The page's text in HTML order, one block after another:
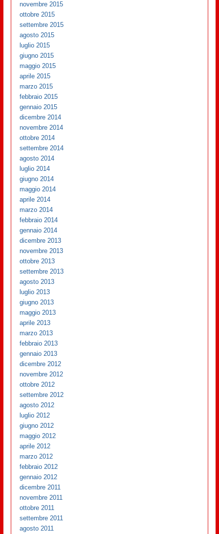
novembre 2015
ottobre 2015
settembre 2015
agosto 2015
luglio 2015
giugno 2015
maggio 2015
aprile 2015
marzo 2015
febbraio 2015
gennaio 2015
dicembre 2014
novembre 2014
ottobre 2014
settembre 2014
agosto 2014
luglio 2014
giugno 2014
maggio 2014
aprile 2014
marzo 2014
febbraio 2014
gennaio 2014
dicembre 2013
novembre 2013
ottobre 2013
settembre 2013
agosto 2013
luglio 2013
giugno 2013
maggio 2013
aprile 2013
marzo 2013
febbraio 2013
gennaio 2013
dicembre 2012
novembre 2012
ottobre 2012
settembre 2012
agosto 2012
luglio 2012
giugno 2012
maggio 2012
aprile 2012
marzo 2012
febbraio 2012
gennaio 2012
dicembre 2011
novembre 2011
ottobre 2011
settembre 2011
agosto 2011